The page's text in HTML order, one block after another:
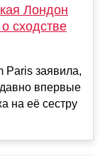
Лондон
сходстве
Paris заявила,
впервые
на её сестру